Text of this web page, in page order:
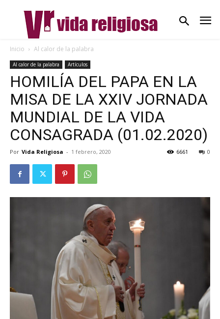
Inicio Al calor de la palabra
Al calor de la palabra Artículos
HOMILÍA DEL PAPA EN LA
MISA DE LA XXIV JORNADA
MUNDIAL DE LA VIDA
CONSAGRADA (01.02.2020)
Por Vida Religiosa - 1 febrero, 2020 0
6661